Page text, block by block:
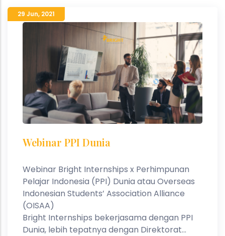
29 Jun, 2021
Webinar PPI Dunia
Webinar Bright Internships x Perhimpunan
Pelajar Indonesia (PPI) Dunia atau Overseas
Indonesian Students’ Association Alliance
(OISAA)⁣
Bright Internships bekerjasama dengan PPI
Dunia, lebih tepatnya dengan Direktorat...